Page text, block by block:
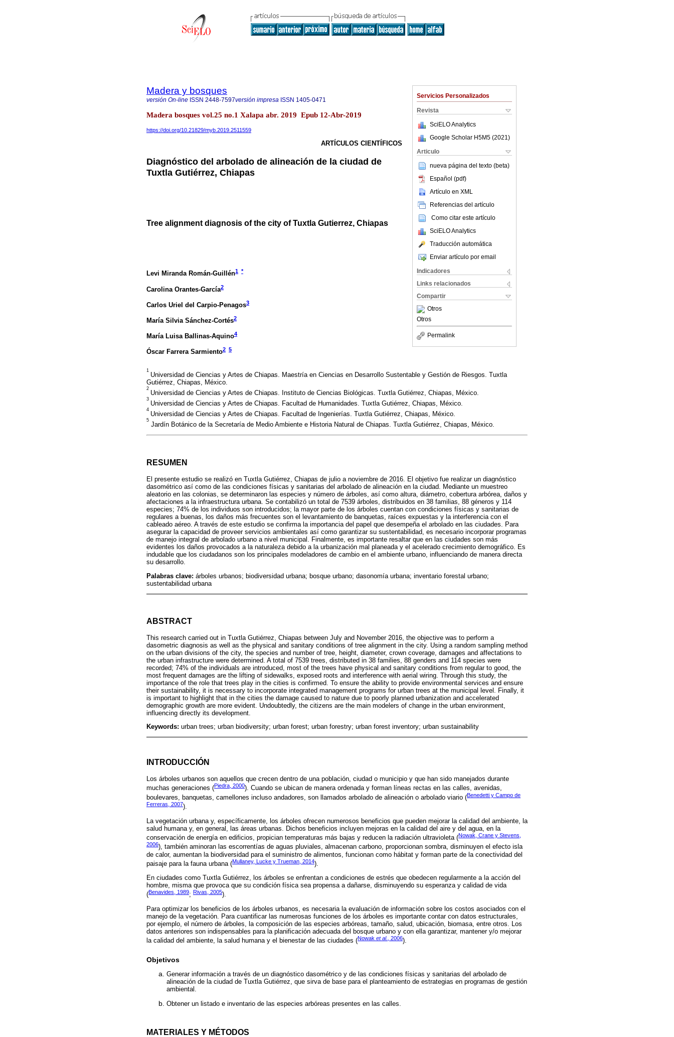
Servicios Personalizados
Revista
SciELO Analytics
Google Scholar H5M5 (2021 )
Articulo
nueva página del texto (beta)
Español (pdf)
Artículo en XML
Referencias del artículo
Como citar este artículo
SciELO Analytics
Traducción automática
Enviar artículo por email
Indicadores
Links relacionados
Compartir
Otros
Otros
Permalink
Madera y bosques
versión On-line ISSN 2448-7597versión impresa ISSN 1405-0471
Madera bosques vol.25 no.1 Xalapa abr. 2019 Epub 12-Abr-2019
https://doi.org/10.21829/myb.2019.2511559
ARTÍCULOS CIENTÍFICOS
Diagnóstico del arbolado de alineación de la ciudad de
Tuxtla Gutiérrez, Chiapas
Tree alignment diagnosis of the city of Tuxtla Gutierrez, Chiapas
Levi Miranda Román-Guillén1 *
Carolina Orantes-García2
Carlos Uriel del Carpio-Penagos3
María Silvia Sánchez-Cortés2
María Luisa Ballinas-Aquino4
Óscar Farrera Sarmiento2 5
1
Universidad de Ciencias y Artes de Chiapas. Maestría en Ciencias en Desarrollo Sustentable y Gestión de Riesgos. Tuxtla
Gutiérrez, Chiapas, México.
2
Universidad de Ciencias y Artes de Chiapas. Instituto de Ciencias Biológicas. Tuxtla Gutiérrez, Chiapas, México.
3
Universidad de Ciencias y Artes de Chiapas. Facultad de Humanidades. Tuxtla Gutiérrez, Chiapas, México.
4
Universidad de Ciencias y Artes de Chiapas. Facultad de Ingenierías. Tuxtla Gutiérrez, Chiapas, México.
5
Jardín Botánico de la Secretaría de Medio Ambiente e Historia Natural de Chiapas. Tuxtla Gutiérrez, Chiapas, México.
RESUMEN
El presente estudio se realizó en Tuxtla Gutiérrez, Chiapas de julio a noviembre de 2016. El objetivo fue realizar un diagnóstico
dasométrico así como de las condiciones físicas y sanitarias del arbolado de alineación en la ciudad. Mediante un muestreo
aleatorio en las colonias, se determinaron las especies y número de árboles, así como altura, diámetro, cobertura arbórea, daños y
afectaciones a la infraestructura urbana. Se contabilizó un total de 7539 árboles, distribuidos en 38 familias, 88 géneros y 114
especies; 74% de los individuos son introducidos; la mayor parte de los árboles cuentan con condiciones físicas y sanitarias de
regulares a buenas, los daños más frecuentes son el levantamiento de banquetas, raíces expuestas y la interferencia con el
cableado aéreo. A través de este estudio se confirma la importancia del papel que desempeña el arbolado en las ciudades. Para
asegurar la capacidad de proveer servicios ambientales así como garantizar su sustentabilidad, es necesario incorporar programas
de manejo integral de arbolado urbano a nivel municipal. Finalmente, es importante resaltar que en las ciudades son más
evidentes los daños provocados a la naturaleza debido a la urbanización mal planeada y el acelerado crecimiento demográfico. Es
indudable que los ciudadanos son los principales modeladores de cambio en el ambiente urbano, influenciando de manera directa
su desarrollo.
Palabras clave: árboles urbanos; biodiversidad urbana; bosque urbano; dasonomía urbana; inventario forestal urbano;
sustentabilidad urbana
ABSTRACT
This research carried out in Tuxtla Gutiérrez, Chiapas between July and November 2016, the objective was to perform a
dasometric diagnosis as well as the physical and sanitary conditions of tree alignment in the city. Using a random sampling method
on the urban divisions of the city, the species and number of tree, height, diameter, crown coverage, damages and affectations to
the urban infrastructure were determined. A total of 7539 trees, distributed in 38 families, 88 genders and 114 species were
recorded; 74% of the individuals are introduced, most of the trees have physical and sanitary conditions from regular to good, the
most frequent damages are the lifting of sidewalks, exposed roots and interference with aerial wiring. Through this study, the
importance of the role that trees play in the cities is confirmed. To ensure the ability to provide environmental services and ensure
their sustainability, it is necessary to incorporate integrated management programs for urban trees at the municipal level. Finally, it
is important to highlight that in the cities the damage caused to nature due to poorly planned urbanization and accelerated
demographic growth are more evident. Undoubtedly, the citizens are the main modelers of change in the urban environment,
influencing directly its development.
Keywords: urban trees; urban biodiversity; urban forest; urban forestry; urban forest inventory; urban sustainability
INTRODUCCIÓN
Los árboles urbanos son aquellos que crecen dentro de una población, ciudad o municipio y que han sido manejados durante
muchas generaciones (Piedra, 2000). Cuando se ubican de manera ordenada y forman líneas rectas en las calles, avenidas,
boulevares, banquetas, camellones incluso andadores, son llamados arbolado de alineación o arbolado viario (Benedetti y Campo de
Ferreras, 2007).
La vegetación urbana y, específicamente, los árboles ofrecen numerosos beneficios que pueden mejorar la calidad del ambiente, la
salud humana y, en general, las áreas urbanas. Dichos beneficios incluyen mejoras en la calidad del aire y del agua, en la
conservación de energía en edificios, propician temperaturas más bajas y reducen la radiación ultravioleta (Nowak, Crane y Stevens,
2006), también aminoran las escorrentías de aguas pluviales, almacenan carbono, proporcionan sombra, disminuyen el efecto isla
de calor, aumentan la biodiversidad para el suministro de alimentos, funcionan como hábitat y forman parte de la conectividad del
paisaje para la fauna urbana (Mullaney, Lucke y Trueman, 2014).
En ciudades como Tuxtla Gutiérrez, los árboles se enfrentan a condiciones de estrés que obedecen regularmente a la acción del
hombre, misma que provoca que su condición física sea propensa a dañarse, disminuyendo su esperanza y calidad de vida
(Benavides, 1989; Rivas, 2005).
Para optimizar los beneficios de los árboles urbanos, es necesaria la evaluación de información sobre los costos asociados con el
manejo de la vegetación. Para cuantificar las numerosas funciones de los árboles es importante contar con datos estructurales,
por ejemplo, el número de árboles, la composición de las especies arbóreas, tamaño, salud, ubicación, biomasa, entre otros. Los
datos anteriores son indispensables para la planificación adecuada del bosque urbano y con ella garantizar, mantener y/o mejorar
la calidad del ambiente, la salud humana y el bienestar de las ciudades (Nowak et al., 2006).
Objetivos
Generar información a través de un diagnóstico dasométrico y de las condiciones físicas y sanitarias del arbolado de
alineación de la ciudad de Tuxtla Gutiérrez, que sirva de base para el planteamiento de estrategias en programas de gestión
ambiental.
Obtener un listado e inventario de las especies arbóreas presentes en las calles.
MATERIALES Y MÉTODOS